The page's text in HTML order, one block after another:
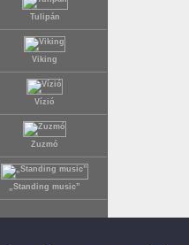
Tulipán
Viking
Vízió
Zuzmó
„Standing music”